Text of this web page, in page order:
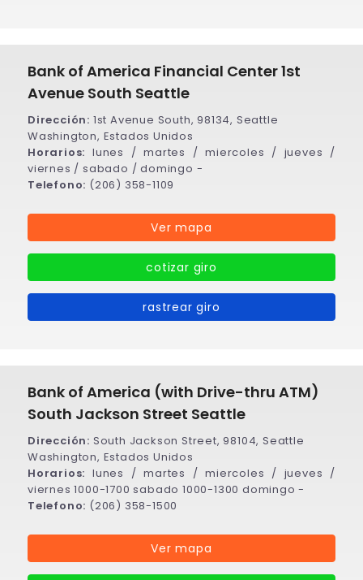
Bank of America Financial Center 1st
Avenue South Seattle
Dirección: 1st Avenue South, 98134, Seattle
Washington, Estados Unidos
Horarios: lunes / martes / miercoles / jueves /
viernes / sabado / domingo -
Telefono: (206) 358-1109
Ver mapa
cotizar giro
rastrear giro
Bank of America (with Drive-thru ATM)
South Jackson Street Seattle
Dirección: South Jackson Street, 98104, Seattle
Washington, Estados Unidos
Horarios: lunes / martes / miercoles / jueves /
viernes 1000-1700 sabado 1000-1300 domingo -
Telefono: (206) 358-1500
Ver mapa